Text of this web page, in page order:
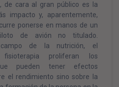
de cara al gran público es la
impacto y, aparentemente,
ponerse en manos de un
de avión no titulado.
de la nutrición, el
proliferan los
pueden tener efectos
el rendimiento sino sobre la